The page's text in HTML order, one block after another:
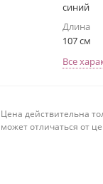
синий
Длина
107 см
Все
Цена действительна
может отличаться от